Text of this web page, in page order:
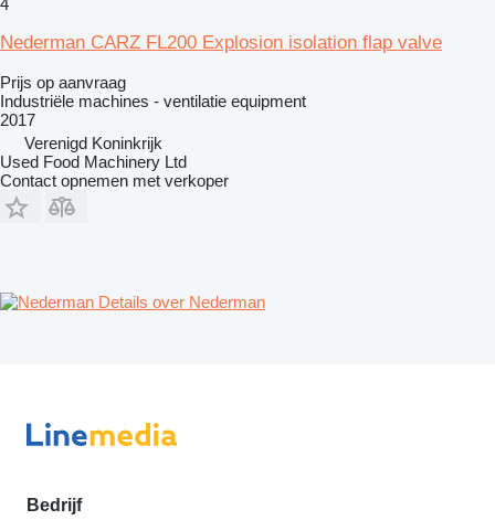
Nederman CARZ FL200 Explosion isolation flap valve
Prijs op aanvraag
Industriële machines - ventilatie equipment
2017
Verenigd Koninkrijk
Used Food Machinery Ltd
Contact opnemen met verkoper
Details over Nederman
Bedrijf